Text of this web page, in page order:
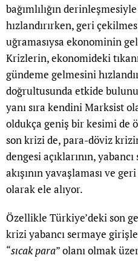
bağımlılığın
hızlandırırken, geri
uğramasıysa ekonominin
Krizlerin, ekonomideki
gündeme gelmesini
doğrultusunda etkide
yanı sıra kendini Marksist
oldukça geniş bir kesimi de
son krizi de, para-döviz
dengesi açıklarının,
akışının yavaşlaması ve
olarak ele alıyor.
Özellikle Türkiye’deki son
krizi yabancı sermaye
“sıcak para” olanı olmak